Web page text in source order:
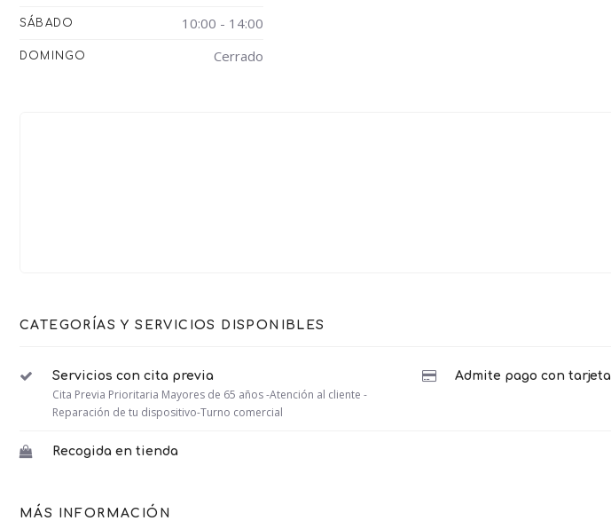
SÁBADO 10:00 - 14:00
DOMINGO Cerrado
CATEGORÍAS Y SERVICIOS DISPONIBLES
Servicios con cita previa
Cita Previa Prioritaria Mayores de 65 años -Atención al cliente -
Reparación de tu dispositivo-Turno comercial
Admite pago con tarjeta
Recogida en tienda
MÁS INFORMACIÓN